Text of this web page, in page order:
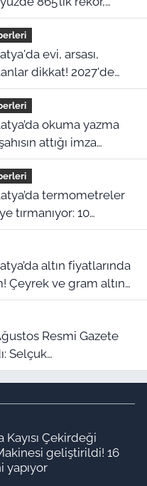
sentetik hap
dikkat! 2027'de
artabilir
attığı imza
44 dönümlük
ve evinden oldu
tırmanıyor: 10
ilçeler arasında 5
Çeyrek ve gram altın
(10 Ağustos güncel
Selçuk
çok sayıda
Kayısı Çekirdeği
geliştirildi! 16
yapıyor